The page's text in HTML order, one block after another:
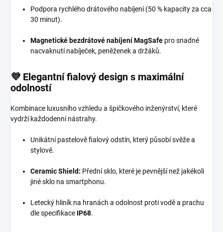
Podpora rychlého drátového nabíjení (50 % kapacity za cca
30 minut).
Magnetické bezdrátové nabíjení MagSafe pro snadné
nacvaknutí nabíječek, peněženek a držáků.
💜 Elegantní fialový design s maximální
odolností
Kombinace luxusního vzhledu a špičkového inženýrství, které
vydrží každodenní nástrahy.
Unikátní pastelově fialový odstín, který působí svěže a
stylově.
Ceramic Shield: Přední sklo, které je pevnější než jakékoli
jiné sklo na smartphonu.
Letecký hliník na hranách a odolnost proti vodě a prachu
dle specifikace IP68.